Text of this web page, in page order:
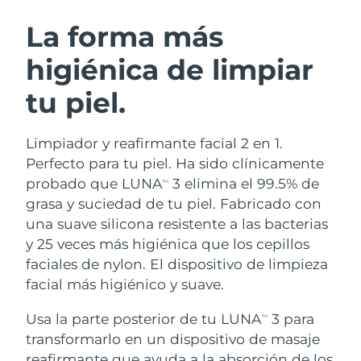
La forma más
higiénica de limpiar
tu piel.
Limpiador y reafirmante facial 2 en 1.
Perfecto para tu piel. Ha sido clínicamente
probado que LUNATM
3 elimina el 99.5% de
grasa y suciedad de tu piel. Fabricado con
una suave silicona resistente a las bacterias
y 25 veces más higiénica que los cepillos
faciales de nylon. El dispositivo de limpieza
facial más higiénico y suave.
Usa la parte posterior de tu LUNATM
3 para
transformarlo en un dispositivo de masaje
Limpieza facial
Anti-aging massage
LUNA™ 4 Plus
Massage, LED heating
LUNA™ 4 Men
Microcurrent toning
BEAR™ 2 go
Microcurrent toning on-the-go
BEAR™ 2 eyes & lips
Hidratación
UFO™ 3 pack
Deep facial hydration
UFO™ 3 LED
Near-infrared and red light therapy
device
Cuidado bucal
issa™ 4
Hybrid silicone sonic toothbrush
Smart hybrid silicone sonic toothbrush
TRATAMIENTO ANTIEDAD FAQ™
Antiedad Tratamientos LED
NEW
Austria
Baréin Entrega prevista8/10/26
Bélgica
Bermudas Entrega prevista
Bosnia y Herzegovina Entrega prevista 8/12/26
Brunéi
Bulgaria Entrega prevista8/9/26
Canadá Entrega prevista
Chile Entrega prevista8/13/26